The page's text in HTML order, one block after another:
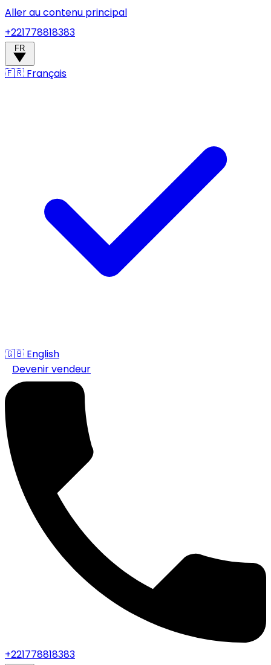
Aller au contenu principal
+221778818383
FR
🇫🇷 Français
🇬🇧 English
Devenir vendeur
+221778818383